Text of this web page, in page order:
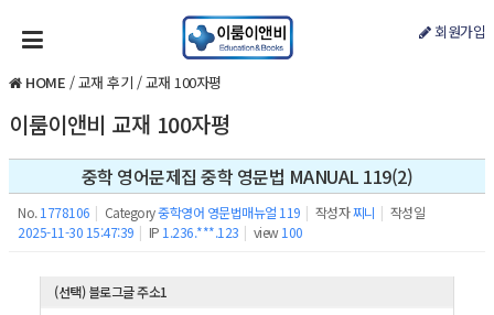
회원가입
HOME /교재 후기 /교재 100자평
이룸이앤비 교재 100자평
중학 영어문제집 중학 영문법 MANUAL 119(2)
No. 1778106 | Category중학영어 영문법매뉴얼 119 | 작성자찌니 | 작성일
2025-11-30 15:47:39 | IP 1.236.***.123 | view 100
(선택) 블로그글 주소1